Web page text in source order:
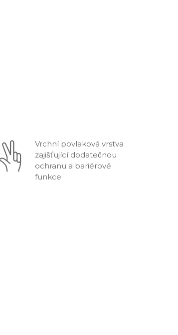
Vrchní povlaková vrstva
zajišťující dodatečnou
ochranu a bariérové
funkce